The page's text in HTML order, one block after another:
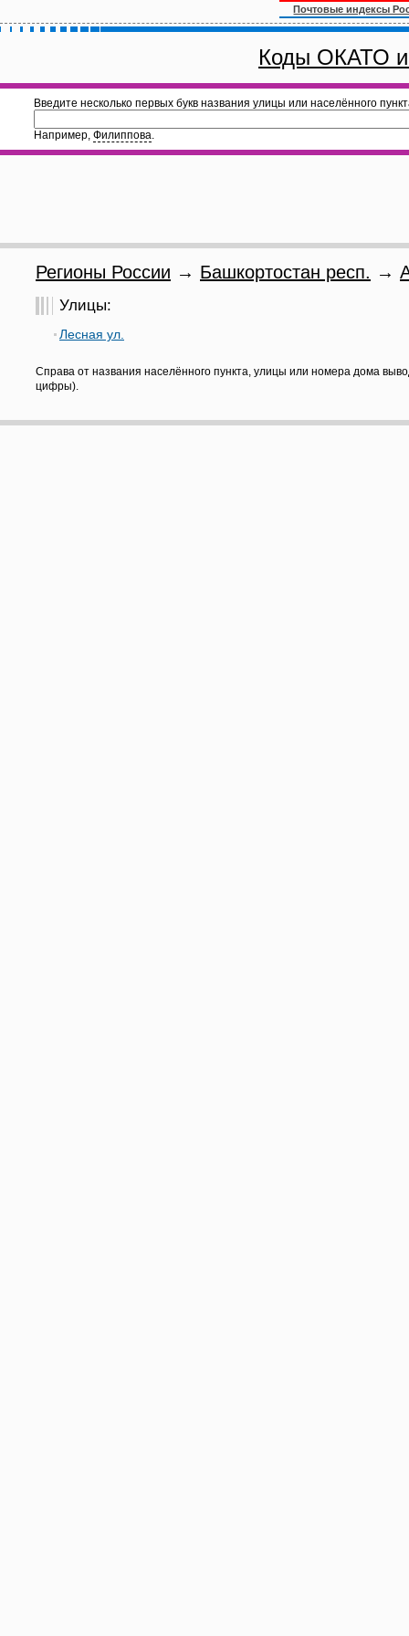
Почтовые индексы
Коды ОКАТО
Введите несколько первых букв названия улицы или населённого
Например, Филиппова.
Регионы России → Башкортостан респ. →
Улицы:
Лесная ул.
Справа от названия населённого пункта, улицы или номера дома
цифры).